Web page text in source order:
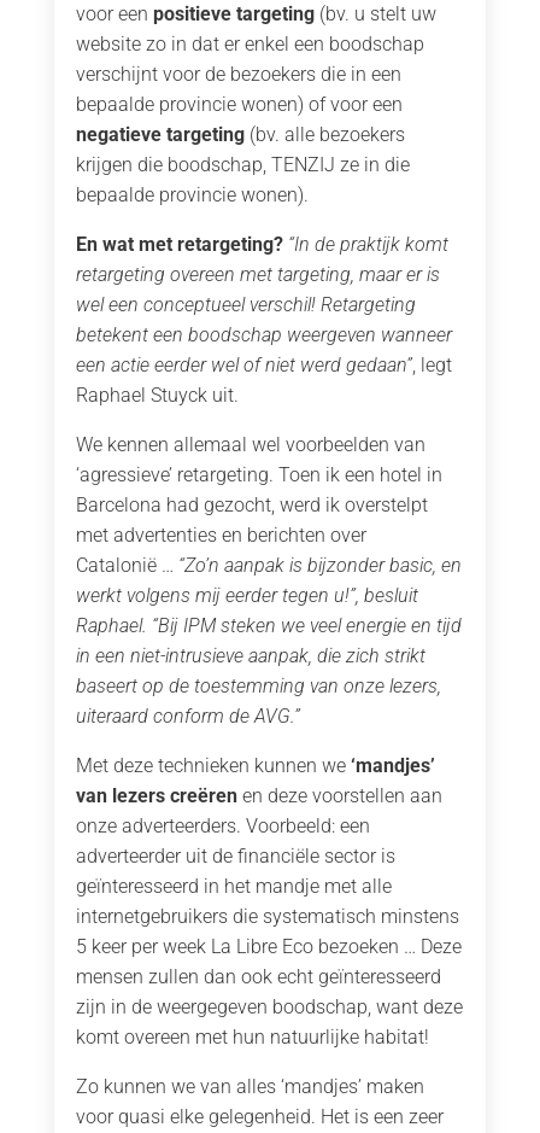
voor een positieve targeting(bv. u stelt uw
website zo in dat er enkel een boodschap
verschijnt voor de bezoekers die in een
bepaalde provincie wonen) of voor een
negatieve targeting(bv. alle bezoekers
krijgen die boodschap, TENZIJ ze in die
bepaalde provincie wonen).
En wat met retargeting? “In de praktijk komt
retargeting overeen met targeting, maar er is
wel een conceptueel verschil! Retargeting
betekent een boodschap weergeven wanneer
een actie eerder wel of niet werd gedaan”, legt
Raphael Stuyck uit.
We kennen allemaal wel voorbeelden van
‘agressieve’ retargeting. Toen ik een hotel in
Barcelona had gezocht, werd ik overstelpt
met advertenties en berichten over
Catalonië … “Zo’n aanpak is bijzonder basic, en
werkt volgens mij eerder tegen u!”, besluit
Raphael. “Bij IPM steken we veel energie en tijd
in een niet-intrusieve aanpak, die zich strikt
baseert op de toestemming van onze lezers,
uiteraard conform de AVG.”
Met deze technieken kunnen we ‘mandjes’
van lezers creëren en deze voorstellen aan
onze adverteerders. Voorbeeld: een
adverteerder uit de financiële sector is
geïnteresseerd in het mandje met alle
internetgebruikers die systematisch minstens
5 keer per week La Libre Eco bezoeken … Deze
mensen zullen dan ook echt geïnteresseerd
zijn in de weergegeven boodschap, want deze
komt overeen met hun natuurlijke habitat!
Zo kunnen we van alles ‘mandjes’ maken
voor quasi elke gelegenheid. Het is een zeer